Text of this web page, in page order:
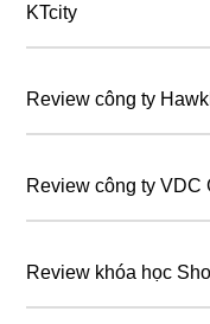
KTcity
Review công ty
Review công ty VDC
Review khóa học